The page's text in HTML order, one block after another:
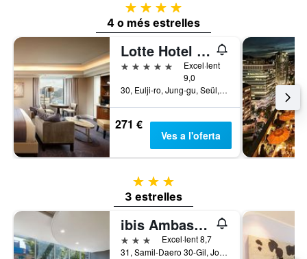
4 estrelles
4 o més estrelles
Lotte Hotel Seoul
5 estrelles
Excel·lent
9,0
30, Eulji-ro, Jung-gu, Seül, Corea del Sud
271 €
Ves a l'oferta
3 estrelles
3 estrelles
ibis Ambassador Seoul Insadong
3 estrellesExcel·lent 8,7
31, Samil-Daero 30-Gil, Jongno-gu, Seül, Corea del Sud